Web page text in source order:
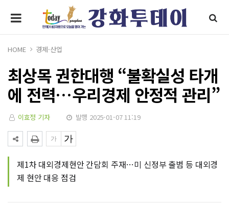
HOME 경제·산업
최상목 권한대행 “불확실성 타개
에 전력…우리경제 안정적 관리”
이효정 기자 발행 2025-01-07 11:19
제1차 대외경제현안 간담회 주재…미 신정부 출범 등 대외경
제 현안 대응 점검